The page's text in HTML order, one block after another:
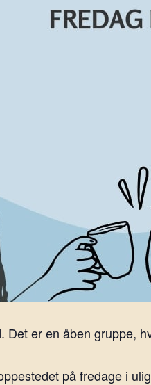
er en åben gruppe,
på fredage i